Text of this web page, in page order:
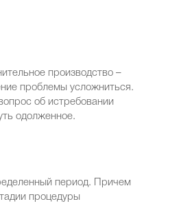
производство –
проблемы усложниться.
об истребовании
одолженное.
период. Причем
процедуры